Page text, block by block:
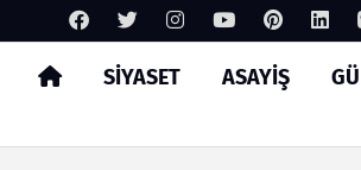
SIYASET ASAYIŞ